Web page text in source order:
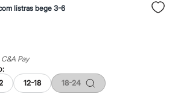
listras bege 3-6
C&A Pay
:
12-18 18-24